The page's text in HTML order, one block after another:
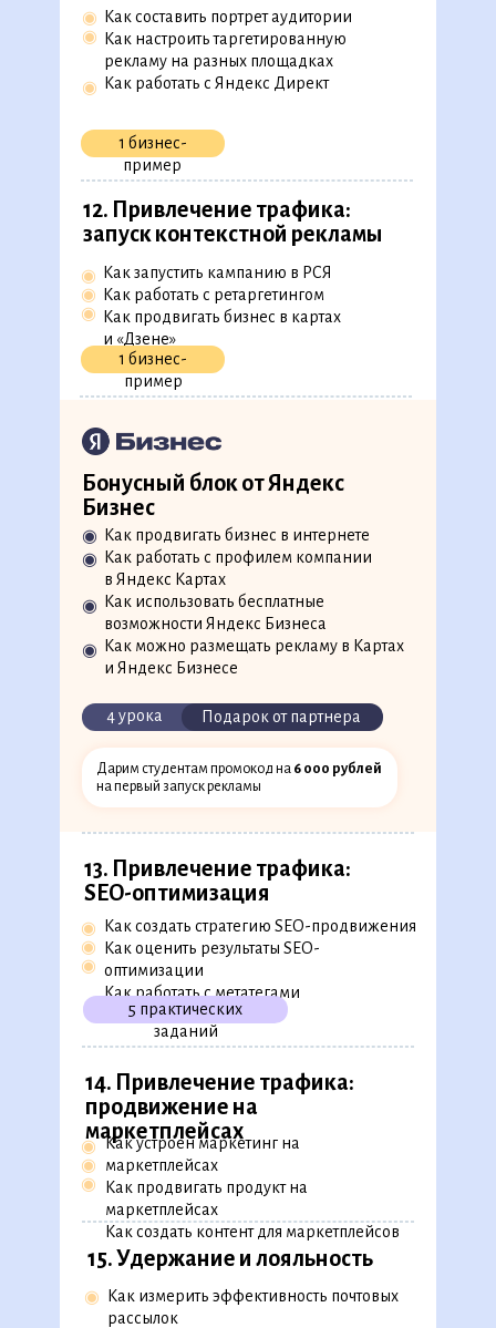
12. Привлечение трафика:
запуск контекстной рекламы
Как запустить кампанию в РСЯ
Как работать с ретаргетингом
Как продвигать бизнес в картах
и «Дзене»
◉
◉
◉
1 бизнес-
пример
Как составить портрет аудитории
Как настроить таргетированную
рекламу на разных площадках
Как работать с Яндекс Директ
1 бизнес-
пример
◉
◉
◉
Дарим студентам промокод на 6 000 рублей
на первый запуск рекламы
Как продвигать бизнес в интернете
Как работать с профилем компании
в Яндекс Картах
Как использовать бесплатные
возможности Яндекс Бизнеса
Как можно размещать рекламу в Картах
и Яндекс Бизнесе
◉
Бонусный блок от Яндекс
Бизнес
◉
◉
◉
4 урока Подарок от партнера
создание продающего сайта
Как создать хороший сайт
Как сделать дизайн сайта адаптивным
Как создать прототип сайта в Figma
Как управлять вниманием
пользователя
3 тренажера
◉
◉
◉
12. Привлечение трафика:
запуск контекстной рекламы
Как запустить кампанию в РСЯ
Как работать с ретаргетингом
Как продвигать бизнес в картах
и «Дзене»
◉
◉
◉
1 бизнес-кейс
13. Привлечение трафика:
SEO-оптимизация
Как создать стратегию SEO-продвижения
Как оценить результаты SEO-
оптимизации
Как работать с метатегами
◉
◉
◉
5 практических
заданий
14. Привлечение трафика:
продвижение на
маркетплейсах
Как устроен маркетинг на
маркетплейсах
Как продвигать продукт на
маркетплейсах
Как создать контент для маркетплейсов
◉
◉
◉
11. Привлечение трафика:
запуск таргетированной
Как составить портрет аудитории
Как настроить таргетированную
рекламу на разных площадках
Как работать с Яндекс Директ
1 бизнес-кейс
◉
◉
посчитать
Как работать с продуктовыми A/B-тестами
2 практических
задания
◉
15. Удержание и лояльность
Как измерить эффективность почтовых
рассылок
◉